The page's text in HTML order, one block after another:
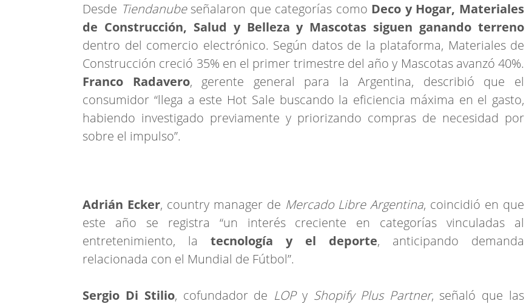
Desde Tiendanube señalaron que categorías como Deco y Hogar, Materiales
de Construcción, Salud y Belleza y Mascotas siguen ganando terreno
dentro del comercio electrónico. Según datos de la plataforma, Materiales de
Construcción creció 35% en el primer trimestre del año y Mascotas avanzó 40%.
Franco Radavero, gerente general para la Argentina, describió que el
consumidor “llega a este Hot Sale buscando la eficiencia máxima en el gasto,
habiendo investigado previamente y priorizando compras de necesidad por
sobre el impulso”.
Adrián Ecker, country manager de Mercado Libre Argentina, coincidió en que
este año se registra “un interés creciente en categorías vinculadas al
entretenimiento, la tecnología y el deporte, anticipando demanda
relacionada con el Mundial de Fútbol”.
Sergio Di Stilio, cofundador de LOPy Shopify Plus Partner, señaló que las